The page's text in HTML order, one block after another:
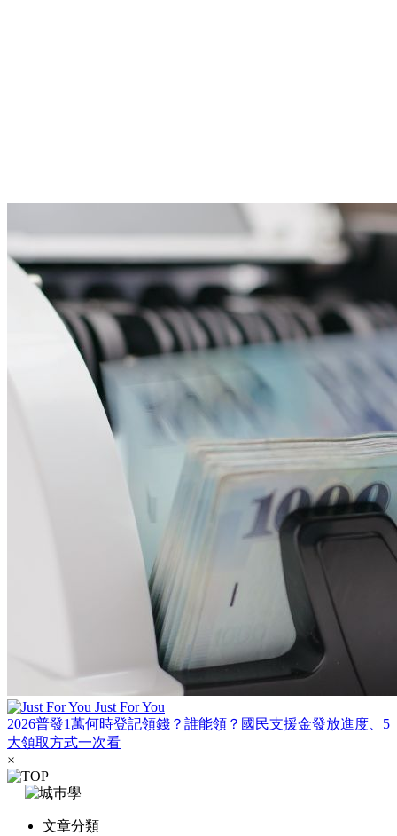
Just For You
2026普發1萬何時登記領錢？誰能領？國民支援金發放進度、5
大領取方式一次看
×
文章分類